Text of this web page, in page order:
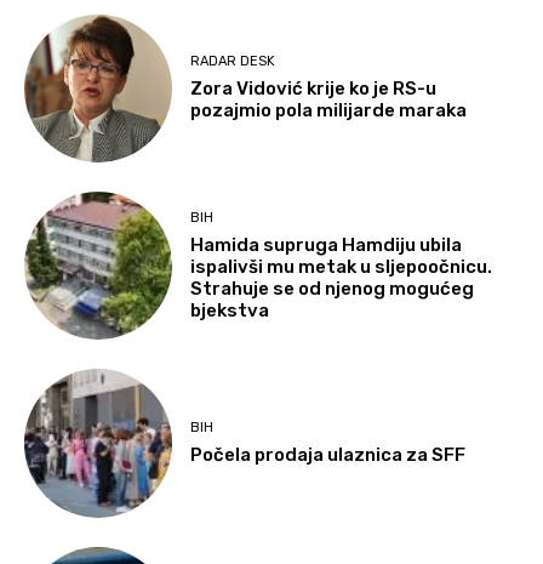
RADAR DESK
Zora Vidović krije ko je RS-u
pozajmio pola milijarde maraka
BIH
Hamida supruga Hamdiju ubila
ispalivši mu metak u sljepoočnicu.
Strahuje se od njenog mogućeg
bjekstva
BIH
Počela prodaja ulaznica za SFF